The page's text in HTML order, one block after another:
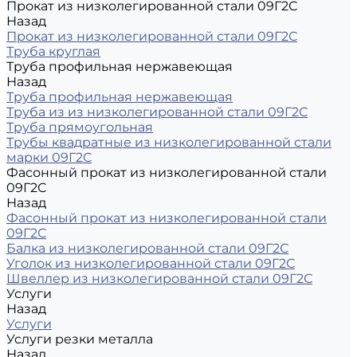
Прокат из низколегированной стали 09Г2С
Назад
Прокат из низколегированной стали 09Г2С
Труба круглая
Труба профильная нержавеющая
Назад
Труба профильная нержавеющая
Труба из из низколегированной стали 09Г2С
Труба прямоугольная
Трубы квадратные из низколегированной стали
марки 09Г2С
Фасонный прокат из низколегированной стали
09Г2С
Назад
Фасонный прокат из низколегированной стали
09Г2С
Балка из низколегированной стали 09Г2С
Уголок из низколегированной стали 09Г2С
Швеллер из низколегированной стали 09Г2С
Услуги
Назад
Услуги
Услуги резки металла